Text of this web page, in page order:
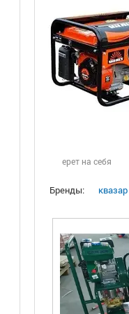
ерет на себя
Бренды: квазар